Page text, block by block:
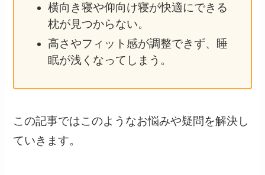
横向き寝や仰向け寝が快適にできる
枕が見つからない。
高さやフィット感が調整できず、睡
眠が浅くなってしまう。
この記事ではこのようなお悩みや疑問を解決し
ていきます。